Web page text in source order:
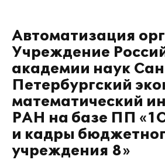
Автоматизация
Учреждение
академии наук
Петербургский
математический
РАН на базе ПП
и кадры
учреждения 8»